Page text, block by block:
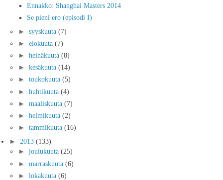
Ennakko: Shanghai Masters 2014
Se pieni ero (episodi I)
► syyskuuta (7)
► elokuuta (7)
► heinäkuuta (8)
► kesäkuuta (14)
► toukokuuta (5)
► huhtikuuta (4)
► maaliskuuta (7)
► helmikuuta (2)
► tammikuuta (16)
► 2013 (133)
► joulukuuta (25)
► marraskuuta (6)
► lokakuuta (6)